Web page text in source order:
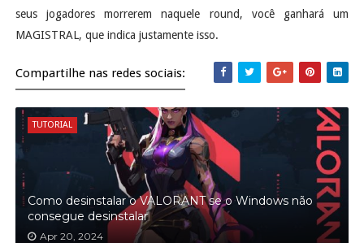
seus jogadores morrerem naquele round, você ganhará um
MAGISTRAL, que indica justamente isso.
Compartilhe nas redes sociais:
TUTORIAL
Como desinstalar o VALORANT se o Windows não
consegue desinstalar
Apr 20, 2024